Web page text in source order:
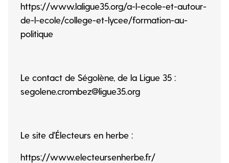
https://www.laligue35.org/a-l-ecole-et-autour-
de-l-ecole/college-et-lycee/formation-au-
politique
Le contact de Ségolène, de la Ligue 35 :
segolene.crombez@ligue35.org
Le site d'Électeurs en herbe :
https://www.electeursenherbe.fr/